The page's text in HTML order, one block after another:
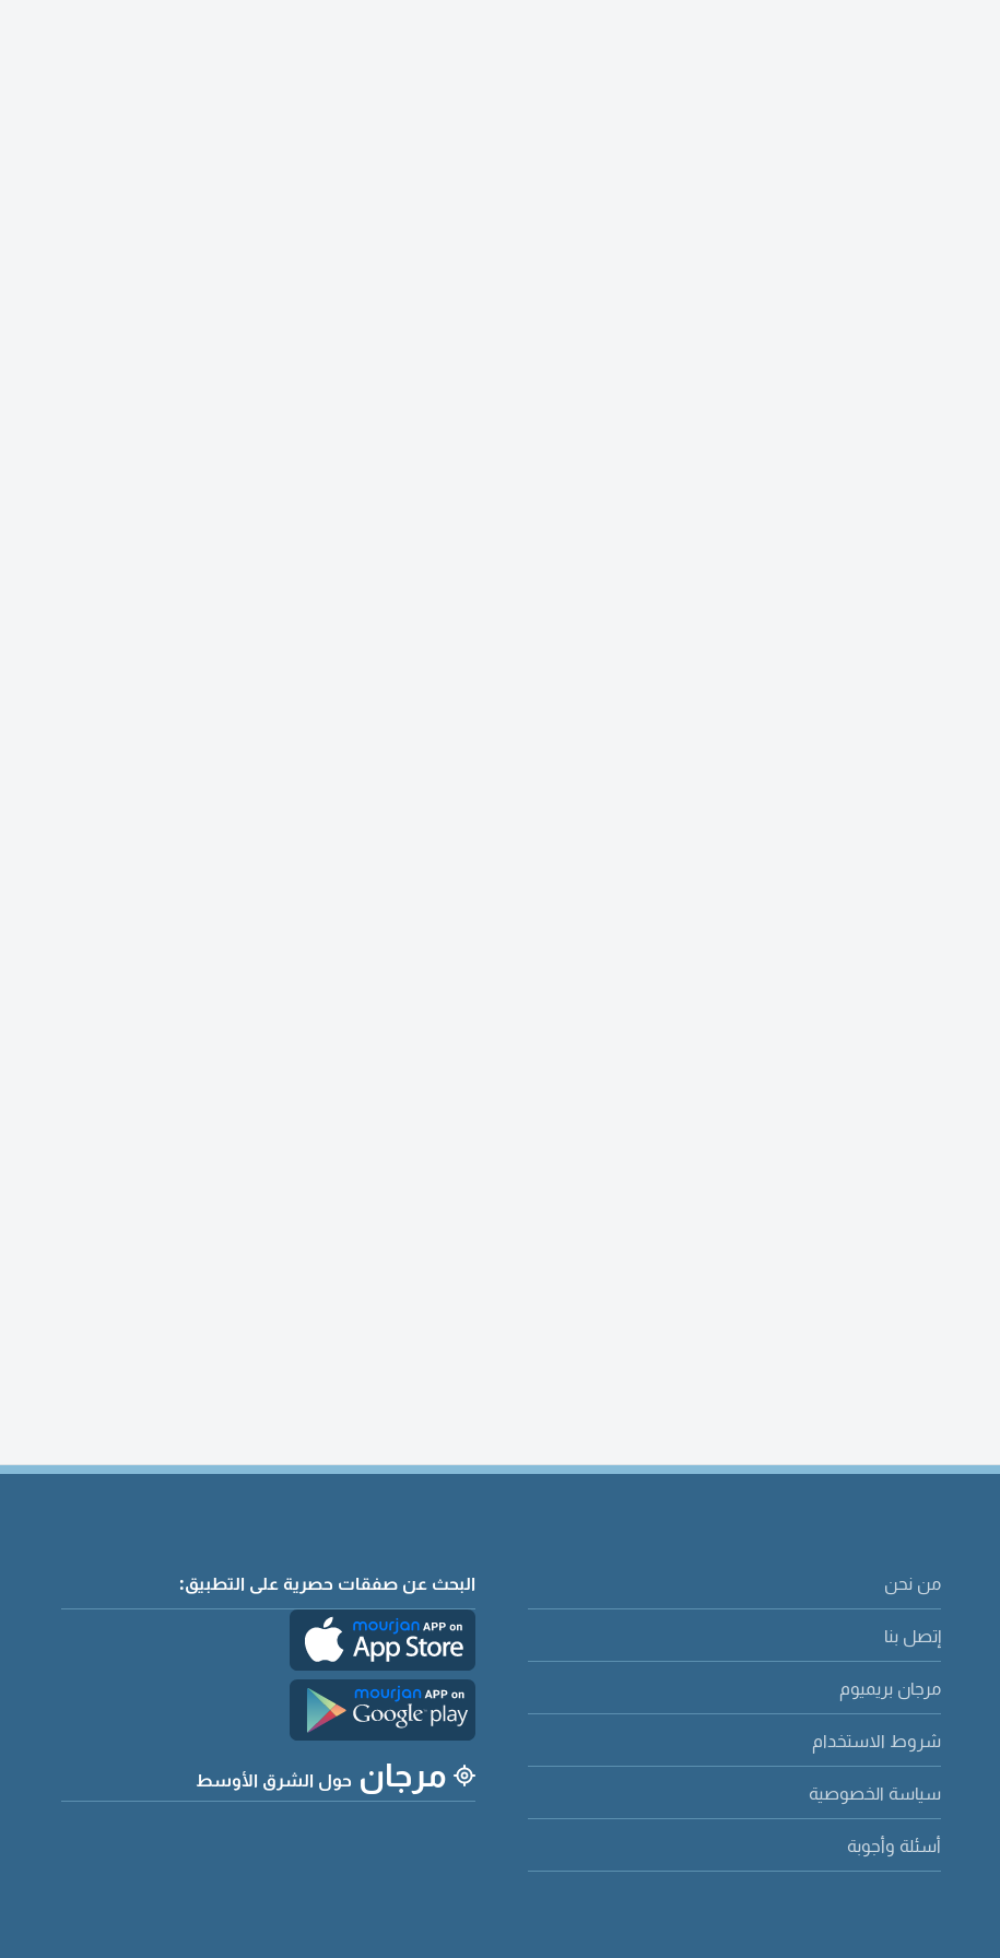
من نحن
إتصل بنا
مرجان بريميوم
شروط الاستخدام
سياسة الخصوصية
أسئلة وأجوبة
البحث عن صفقات حصرية على التطبيق:
مرجان حول الشرق الأوسط